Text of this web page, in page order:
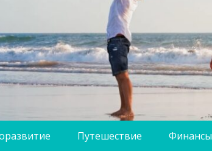
Путешествие Финансы